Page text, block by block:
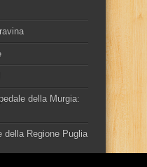
della Murgia:
della Regione Puglia